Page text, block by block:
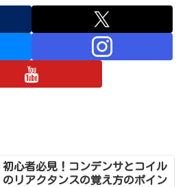
初心者必見！コンデンサとコイル
のリアクタンスの覚え方のポイン